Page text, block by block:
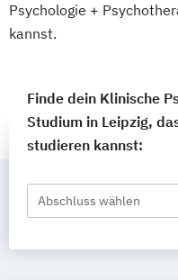
Psychologie +
kannst.
Finde dein Klinische
Studium in Leipzig,
studieren kannst:
Abschluss wählen